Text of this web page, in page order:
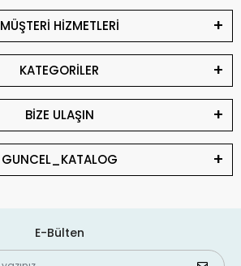
MÜŞTERİ HİZMETLERİ
KATEGORİLER
BİZE ULAŞIN
GUNCEL_KATALOG
E-Bülten